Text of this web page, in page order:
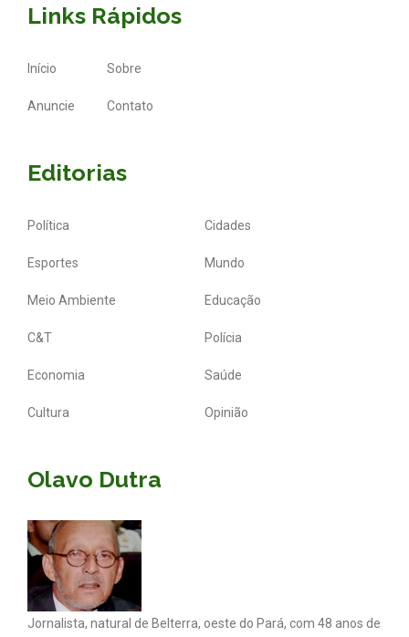
Links Rápidos
Início Sobre
Anuncie Contato
Editorias
Política Cidades
Esportes Mundo
Meio Ambiente Educação
C&T Polícia
Economia Saúde
Cultura Opinião
Olavo Dutra
Jornalista, natural de Belterra, oeste do Pará, com 48 anos de